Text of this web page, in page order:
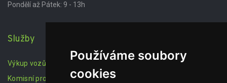
Používáme soubory
cookies
Pondělí až Pátek: 9 - 13h
Služby
Výkup vozů
Komisní prodej